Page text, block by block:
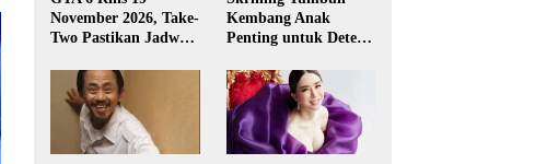
November 2026, Take-
Two Pastikan Jadwal
Kembang Anak
Penting untuk Deteksi
Perkembangan